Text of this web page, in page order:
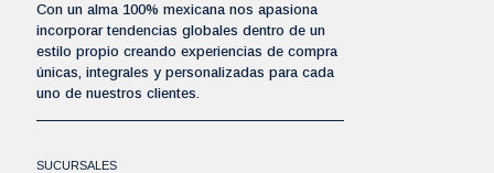
Con un alma 100% mexicana nos apasiona
incorporar tendencias globales dentro de un
estilo propio creando experiencias de compra
únicas, integrales y personalizadas para cada
uno de nuestros clientes.
SUCURSALES